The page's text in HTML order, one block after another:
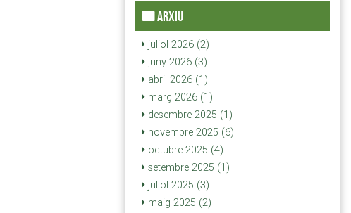
ARXIU
juliol 2026 (2)
juny 2026 (3)
abril 2026 (1)
març 2026 (1)
desembre 2025 (1)
novembre 2025 (6)
octubre 2025 (4)
setembre 2025 (1)
juliol 2025 (3)
maig 2025 (2)